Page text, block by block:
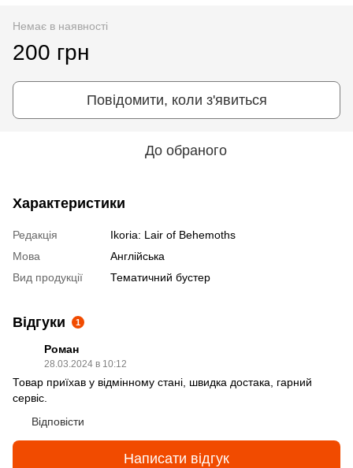
Немає в наявності
200 грн
Повідомити, коли з'явиться
До обраного
Характеристики
Редакція
Ikoria: Lair of Behemoths
Мова
Англійська
Вид продукції
Тематичний бустер
Відгуки 1
Роман
28.03.2024 в 10:12
Товар приїхав у відмінному стані, швидка достака, гарний
сервіс.
Відповісти
Написати відгук